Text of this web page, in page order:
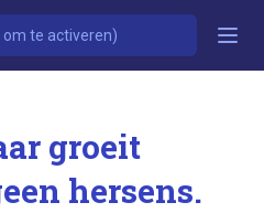
groeit
hersens.